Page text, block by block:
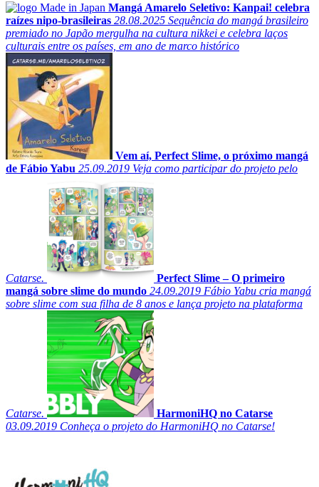
Mangá Amarelo Seletivo: Kanpai! celebra
raízes nipo-brasileiras 28.08.2025 Sequência do mangá brasileiro
premiado no Japão mergulha na cultura nikkei e celebra laços
culturais entre os países, em ano de marco histórico
Vem aí, Perfect Slime, o próximo mangá
de Fábio Yabu 25.09.2019 Veja como participar do projeto pelo
Catarse.
Perfect Slime – O primeiro
mangá sobre slime do mundo 24.09.2019 Fábio Yabu cria mangá
sobre slime com sua filha de 8 anos e lança projeto na plataforma
Catarse.
HarmoniHQ no Catarse
03.09.2019 Conheça o projeto do HarmoniHQ no Catarse!